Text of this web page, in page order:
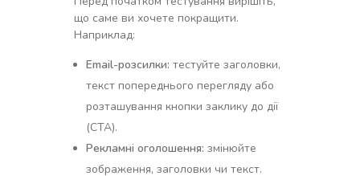
що саме ви хочете покращити.
Наприклад:
Email-розсилки: тестуйте заголовки,
текст попереднього перегляду або
розташування кнопки заклику до дії
(CTA).
Рекламні оголошення: змінюйте
зображення, заголовки чи текст.